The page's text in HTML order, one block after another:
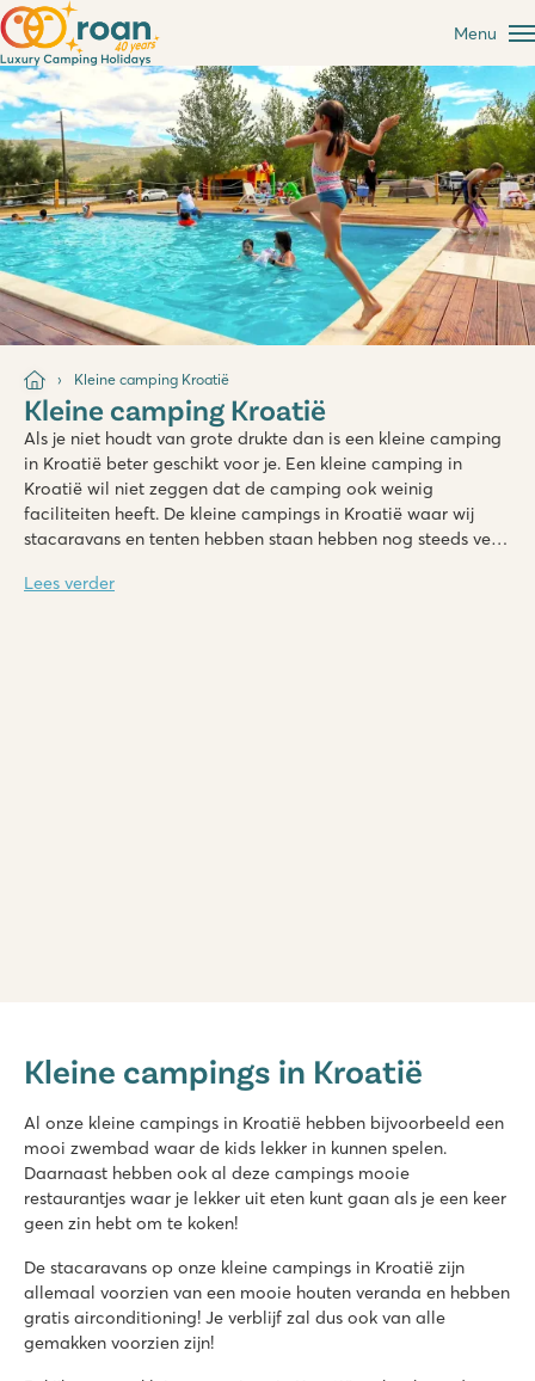
Menu
Kleine camping Kroatië
Kleine camping Kroatië
Als je niet houdt van grote drukte dan is een kleine camping
in Kroatië beter geschikt voor je. Een kleine camping in
Kroatië wil niet zeggen dat de camping ook weinig
faciliteiten heeft. De kleine campings in Kroatië waar wij
stacaravans en tenten hebben staan hebben nog steeds veel
Lees verder
Kroatië - Kroatische eilanden - Krk - Krk
Mooi zwembad met leuke waterspeeltuin
Stacaravans vlakbij het zwembad gelegen
Dorpje KrK op 5 minuten afstand
Karin
Kroatië - Kroatische kust - Dalmatië - Donji Karin
★
Kleine campings in Kroatië
Al onze kleine campings in Kroatië hebben bijvoorbeeld een
mooi zwembad waar de kids lekker in kunnen spelen.
Daarnaast hebben ook al deze campings mooie
restaurantjes waar je lekker uit eten kunt gaan als je een keer
geen zin hebt om te koken!
De stacaravans op onze kleine campings in Kroatië zijn
allemaal voorzien van een mooie houten veranda en hebben
gratis airconditioning! Je verblijf zal dus ook van alle
gemakken voorzien zijn!